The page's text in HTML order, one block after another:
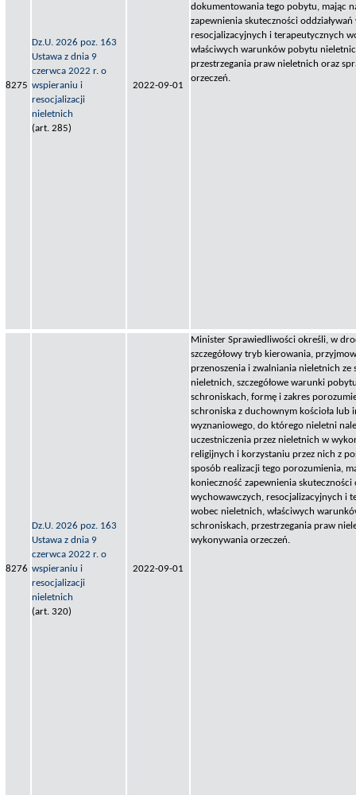
8275
Dz.U. 2026 poz. 163
Ustawa z dnia 9
czerwca 2022 r. o
wspieraniu i
resocjalizacji
nieletnich
(art. 285)
2022-09-01
dokumentowania tego pobytu, mając
zapewnienia skuteczności
resocjalizacyjnych i terapeutycznych
właściwych warunków pobytu
przestrzegania praw nieletnich oraz
orzeczeń.
8276
Dz.U. 2026 poz. 163
Ustawa z dnia 9
czerwca 2022 r. o
wspieraniu i
resocjalizacji
nieletnich
(art. 320)
2022-09-01
Minister Sprawiedliwości określi, w
szczegółowy tryb kierowania,
przenoszenia i zwalniania nieletnich ze
nieletnich, szczegółowe warunki
schroniskach, formę i zakres
schroniska z duchownym kościoła lub
wyznaniowego, do którego nieletni
uczestniczenia przez nieletnich w
religijnych i korzystaniu przez nich z
sposób realizacji tego porozumienia,
konieczność zapewnienia skuteczności
wychowawczych, resocjalizacyjnych i
wobec nieletnich, właściwych
schroniskach, przestrzegania praw
wykonywania orzeczeń.